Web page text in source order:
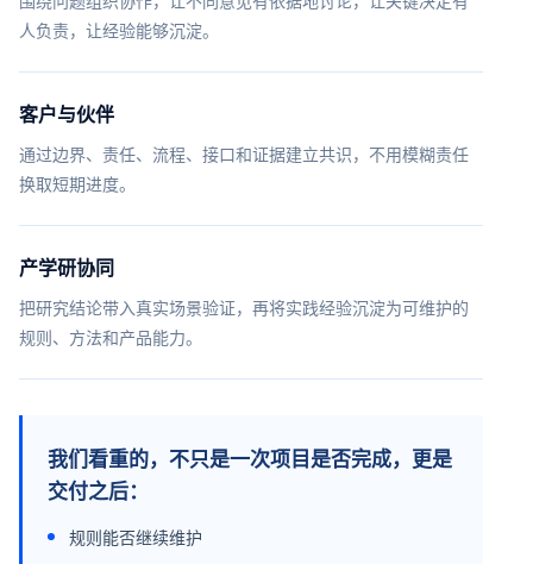
人负责，让经验能够沉淀。
客户与伙伴
通过边界、责任、流程、接口和证据建立共识，不用模糊责任
换取短期进度。
产学研协同
把研究结论带入真实场景验证，再将实践经验沉淀为可维护的
规则、方法和产品能力。
我们看重的，不只是一次项目是否完成，更是
交付之后：
规则能否继续维护